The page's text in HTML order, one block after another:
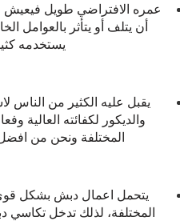
عمره الافتراضي طويل
أن يتلف أو يتأثر بالعوامل
يستخدمه
يقبل عليه الكثير من الناس
والديكور لكفائته العالية
المختلفة ونحن من
يتحمل اعمال دبش بشكل قوي
المختلفة، لذلك تدخل تكاسي